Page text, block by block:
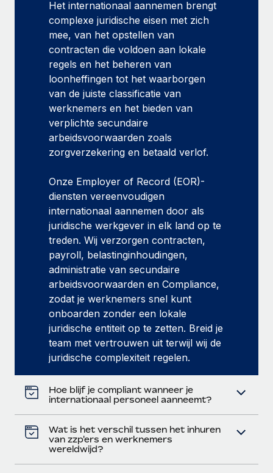
Het internationaal aannemen brengt
complexe juridische eisen met zich
mee, van het opstellen van
contracten die voldoen aan lokale
regels en het beheren van
loonheffingen tot het waarborgen
van de juiste classificatie van
werknemers en het bieden van
verplichte secundaire
arbeidsvoorwaarden zoals
zorgverzekering en betaald verlof.
Onze Employer of Record (EOR)-
diensten vereenvoudigen
internationaal aannemen door als
juridische werkgever in elk land op te
treden. Wij verzorgen contracten,
payroll, belastinginhoudingen,
administratie van secundaire
arbeidsvoorwaarden en Compliance,
zodat je werknemers snel kunt
onboarden zonder een lokale
juridische entiteit op te zetten. Breid je
team met vertrouwen uit terwijl wij de
juridische complexiteit regelen.
Hoe blijf je compliant wanneer je
internationaal personeel aanneemt?
Wat is het verschil tussen het inhuren
van zzp'ers en werknemers
wereldwijd?